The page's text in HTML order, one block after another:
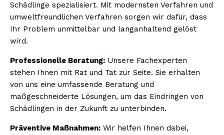
Schädlinge spezialisiert. Mit modernsten Verfahren und
umweltfreundlichen Verfahren sorgen wir dafür, dass
Ihr Problem unmittelbar und langanhaltend gelöst
wird.
Professionelle Beratung: Unsere Fachexperten
stehen Ihnen mit Rat und Tat zur Seite. Sie erhalten
von uns eine umfassende Beratung und
maßgeschneiderte Lösungen, um das Eindringen von
Schädlingen in der Zukunft zu unterbinden.
Präventive Maßnahmen: Wir helfen Ihnen dabei,